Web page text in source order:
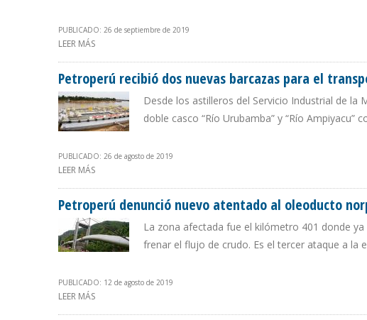
PUBLICADO: 26 de septiembre de 2019
LEER MÁS
Petroperú recibió dos nuevas barcazas para el
Desde los astilleros del Servicio Industrial de la
doble casco “Río Urubamba” y “Río Ampiyacu”
PUBLICADO: 26 de agosto de 2019
LEER MÁS
Petroperú denunció nuevo atentado al oleoducto
La zona afectada fue el kilómetro 401 donde
frenar el flujo de crudo. Es el tercer ataque a la
PUBLICADO: 12 de agosto de 2019
LEER MÁS